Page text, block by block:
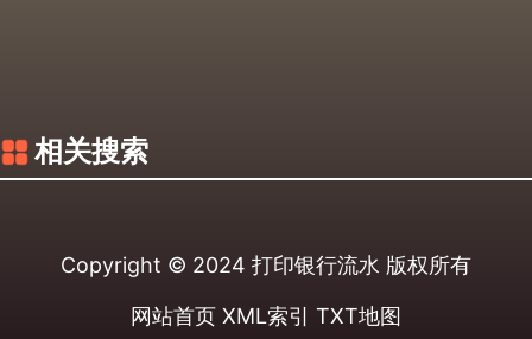
相关搜索
Copyright © 2024 打印银行流水 版权所有
网站首页 XML索引 TXT地图